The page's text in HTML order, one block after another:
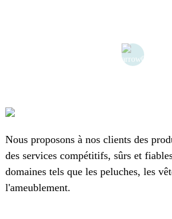
Nous proposons à nos clients des
des services compétitifs, sûrs et
domaines tels que les peluches, les
l'ameublement.